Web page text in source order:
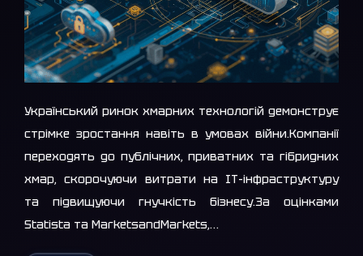
Український ринок хмарних технологій демонструє
стрімке зростання навіть в умовах війни.Компанії
переходять до публічних, приватних та гібридних
хмар, скорочуючи витрати на ІТ-інфраструктуру
та підвищуючи гнучкість бізнесу.За оцінками
Statista та MarketsandMarkets,…